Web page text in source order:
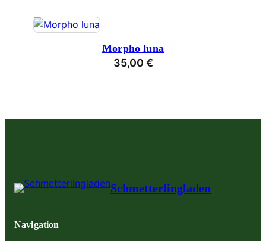
Morpho luna
35,00 €
Schmetterlingladen
Navigation